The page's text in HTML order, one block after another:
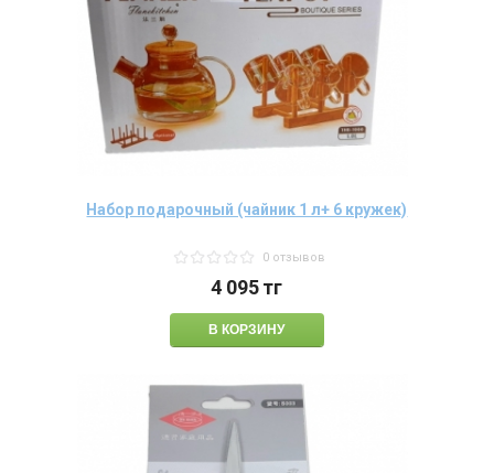
Набор подарочный (чайник 1 л+ 6 кружек)
0 отзывов
4 095тг